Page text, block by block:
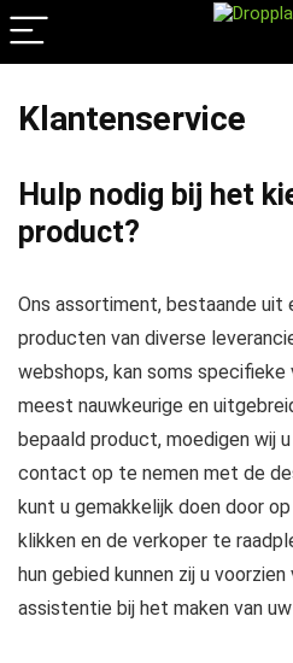
Klantenservice
Hulp nodig bij het
product?
Ons assortiment, bestaande uit
producten van diverse
webshops, kan soms specifieke
meest nauwkeurige en
bepaald product, moedigen wij
contact op te nemen met de
kunt u gemakkelijk doen door
klikken en de verkoper te
hun gebied kunnen zij u
assistentie bij het maken van